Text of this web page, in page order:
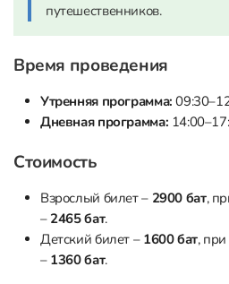
путешественников.
Время проведения
Утренняя программа:
Дневная программа:
Стоимость
Взрослый билет – 2900 бат,
– 2465 бат.
Детский билет – 1600 бат,
– 1360 бат.